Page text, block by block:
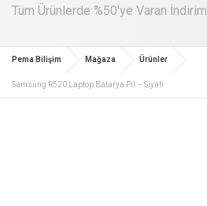
Tüm Ürünlerde %50'ye Varan İndirim
Pema Bilişim Mağaza Ürünler
Samsung R520 Laptop Batarya Pil – Siyah